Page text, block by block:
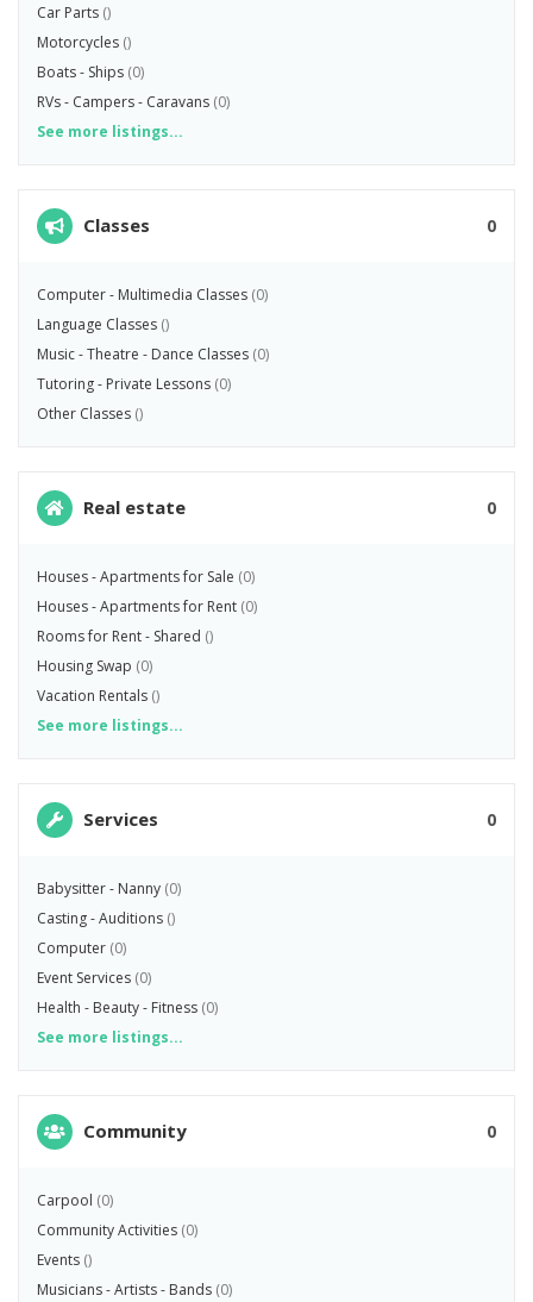
Car Parts ()
Motorcycles ()
Boats - Ships (0)
RVs - Campers - Caravans (0)
See more listings...
Classes 0
Computer - Multimedia Classes (0)
Language Classes ()
Music - Theatre - Dance Classes (0)
Tutoring - Private Lessons (0)
Other Classes ()
Real estate 0
Houses - Apartments for Sale (0)
Houses - Apartments for Rent (0)
Rooms for Rent - Shared ()
Housing Swap (0)
Vacation Rentals ()
See more listings...
Services 0
Babysitter - Nanny (0)
Casting - Auditions ()
Computer (0)
Event Services (0)
Health - Beauty - Fitness (0)
See more listings...
Community 0
Carpool (0)
Community Activities (0)
Events ()
Musicians - Artists - Bands (0)